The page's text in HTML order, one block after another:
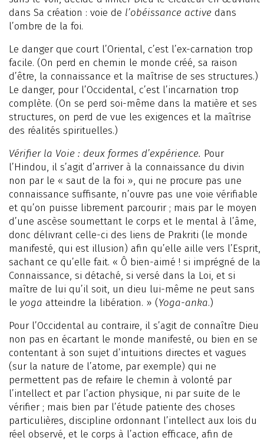
dans Sa création : voie de l’obéissance active dans
l’ombre de la foi.
Le danger que court l’Oriental, c’est l’ex-carnation trop
facile. (On perd en chemin le monde créé, sa raison
d’être, la connaissance et la maîtrise de ses structures.)
Le danger, pour l’Occidental, c’est l’incarnation trop
complète. (On se perd soi-même dans la matière et ses
structures, on perd de vue les exigences et la maîtrise
des réalités spirituelles.)
Vérifier la Voie : deux formes d’expérience. Pour
l’Hindou, il s’agit d’arriver à la connaissance du divin
non par le « saut de la foi », qui ne procure pas une
connaissance suffisante, n’ouvre pas une voie vérifiable
et qu’on puisse librement parcourir ; mais par le moyen
d’une ascèse soumettant le corps et le mental à l’âme,
donc délivrant celle-ci des liens de Prakriti (le monde
manifesté, qui est illusion) afin qu’elle aille vers l’Esprit,
sachant ce qu’elle fait. « Ô bien-aimé ! si imprégné de la
Connaissance, si détaché, si versé dans la Loi, et si
maître de lui qu’il soit, un dieu lui-même ne peut sans
le yoga atteindre la libération. » (Yoga-anka.)
Pour l’Occidental au contraire, il s’agit de connaître Dieu
non pas en écartant le monde manifesté, ou bien en se
contentant à son sujet d’intuitions directes et vagues
(sur la nature de l’atome, par exemple) qui ne
permettent pas de refaire le chemin à volonté par
l’intellect et par l’action physique, ni par suite de le
vérifier ; mais bien par l’étude patiente des choses
particulières, discipline ordonnant l’intellect aux lois du
réel observé, et le corps à l’action efficace, afin de